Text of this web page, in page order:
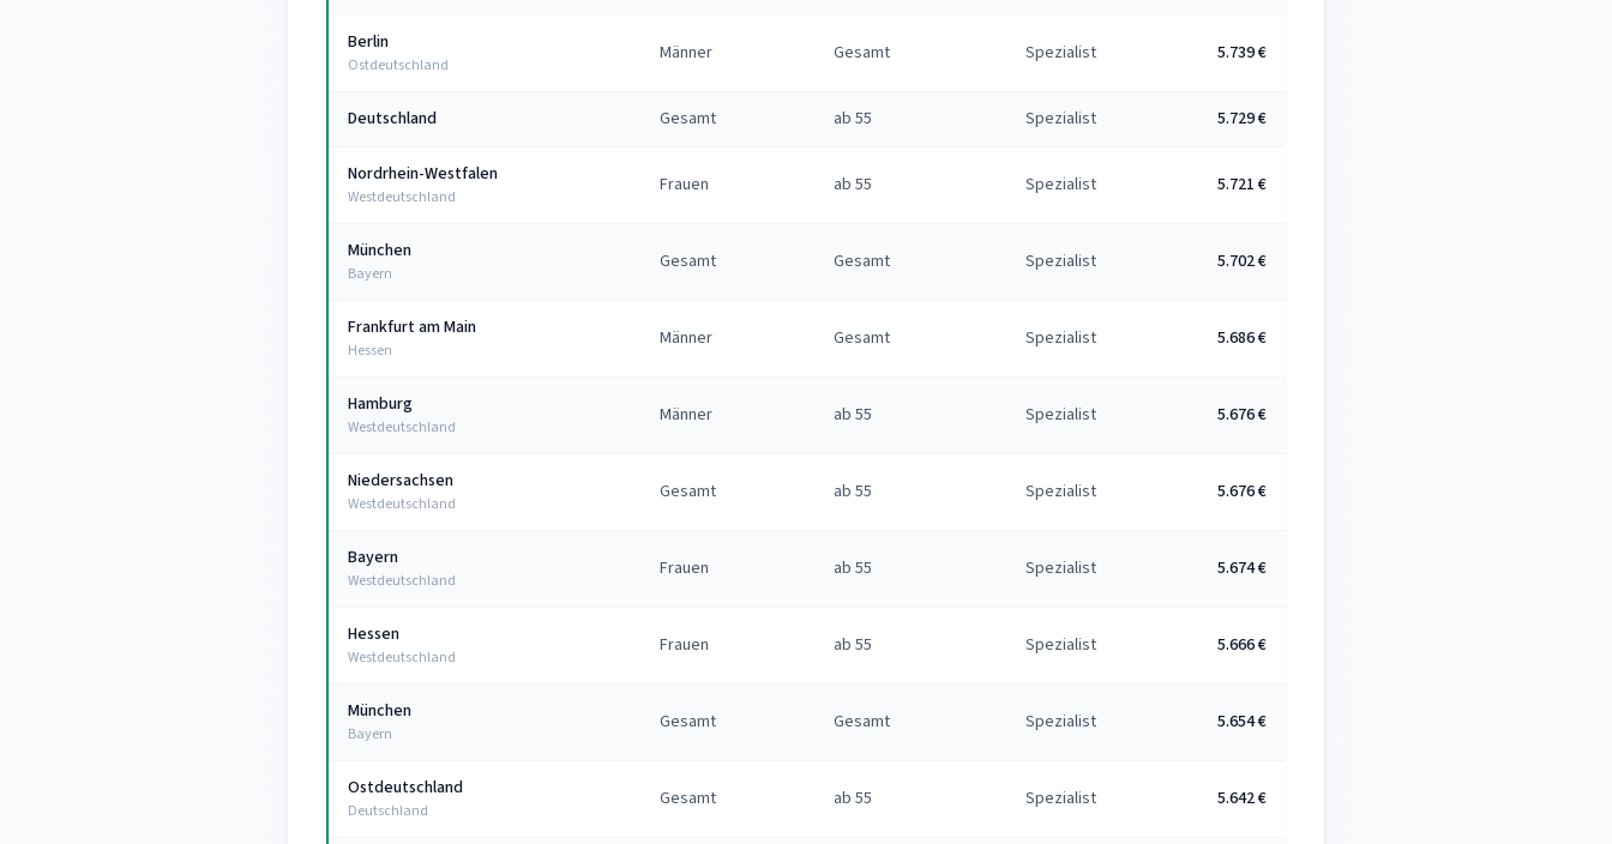
Berlin
Ostdeutschland
Männer Gesamt Spezialist 5.739 €
Deutschland Gesamt ab 55 Spezialist 5.729 €
Nordrhein-Westfalen
Westdeutschland
Frauen ab 55 Spezialist 5.721 €
München
Bayern
Gesamt Gesamt Spezialist 5.702 €
Frankfurt am Main
Hessen
Männer Gesamt Spezialist 5.686 €
Hamburg
Westdeutschland
Männer ab 55 Spezialist 5.676 €
Niedersachsen
Westdeutschland
Gesamt ab 55 Spezialist 5.676 €
Bayern
Westdeutschland
Frauen ab 55 Spezialist 5.674 €
Hessen
Westdeutschland
Frauen ab 55 Spezialist 5.666 €
München
Bayern
Gesamt Gesamt Spezialist 5.654 €
Ostdeutschland
Deutschland
Gesamt ab 55 Spezialist 5.642 €